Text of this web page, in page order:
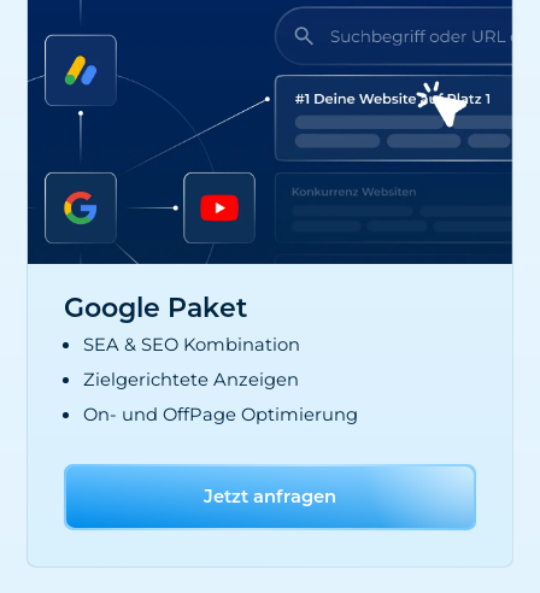
Google Paket
SEA & SEO Kombination
Zielgerichtete Anzeigen
On- und OffPage Optimierung
Jetzt anfragen